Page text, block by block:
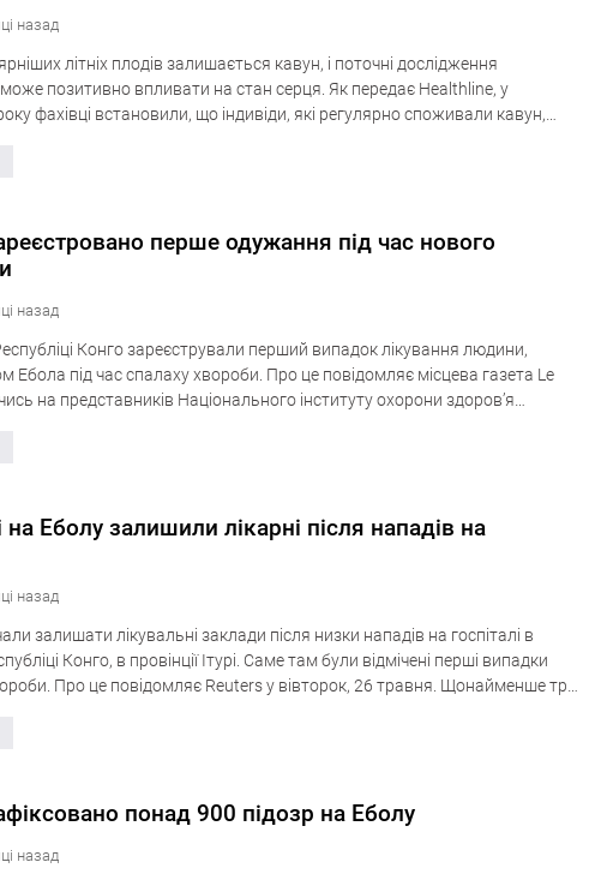
назад
літніх плодів залишається кавун, і поточні дослідження
позитивно впливати на стан серця. Як передає Healthline, у
фахівці встановили, що індивіди, які регулярно споживали кавун,
перше одужання під час нового
назад
Конго зареєстрували перший випадок лікування людини,
Ебола під час спалаху хвороби. Про це повідомляє місцева газета Le
на представників Національного інституту охорони здоров’я
Еболу залишили лікарні після нападів на
назад
залишати лікувальні заклади після низки нападів на госпіталі в
Конго, в провінції Ітурі. Саме там були відмічені перші випадки
Про це повідомляє Reuters у вівторок, 26 травня. Щонайменше три
понад 900 підозр на Еболу
назад